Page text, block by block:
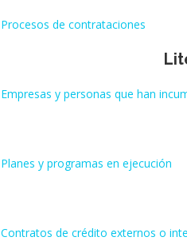
Procesos de contrataciones
Empresas y personas que han
Planes y programas en ejecución
Contratos de crédito externos o